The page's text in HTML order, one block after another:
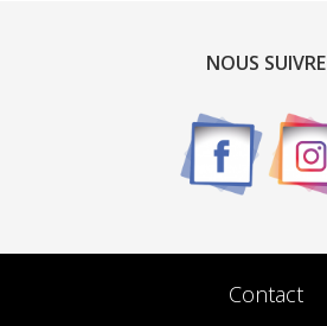
options
choisies
NOUS SUIVRE
Contact